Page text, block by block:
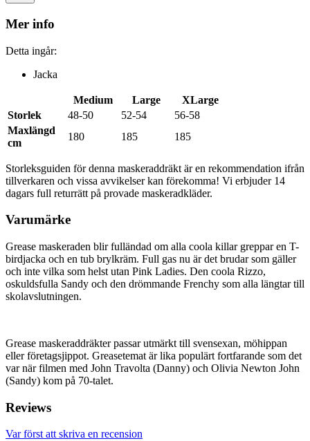
Mer info
Detta ingår:
Jacka
Medium Large
XLarge
Storlek
48-50 52-54
56-58
Maxlängd
cm
180 185 185
Storleksguiden för denna maskeraddräkt är en rekommendation ifrån
tillverkaren och vissa avvikelser kan förekomma! Vi erbjuder 14
dagars full returrätt på provade maskeradkläder.
Varumärke
Grease maskeraden blir fulländad om alla coola killar greppar en T-
birdjacka och en tub brylkräm. Full gas nu är det brudar som gäller
och inte vilka som helst utan Pink Ladies. Den coola Rizzo,
oskuldsfulla Sandy och den drömmande Frenchy som alla längtar till
skolavslutningen.
Grease maskeraddräkter passar utmärkt till svensexan, möhippan
eller företagsjippot. Greasetemat är lika populärt fortfarande som det
var när filmen med John Travolta (Danny) och Olivia Newton John
(Sandy) kom på 70-talet.
Reviews
Var först att skriva en recension